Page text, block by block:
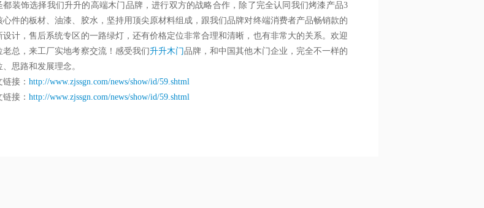
都装饰选择我们升升的高端木门品牌，进行双方的战略合作，除了完全认同我们烤漆产品3
心件的板材、油漆、胶水，坚持用顶尖原材料组成，跟我们品牌对终端消费者产品畅销款的
设计，售后系统专区的一路绿灯，还有价格定位非常合理和清晰，也有非常大的关系。欢迎
老总，来工厂实地考察交流！感受我们升升木门品牌，和中国其他木门企业，完全不一样的
、思路和发展理念。
接： http://www.zjssgn.com/news/show/id/59.shtml
接： http://www.zjssgn.com/news/show/id/59.shtml